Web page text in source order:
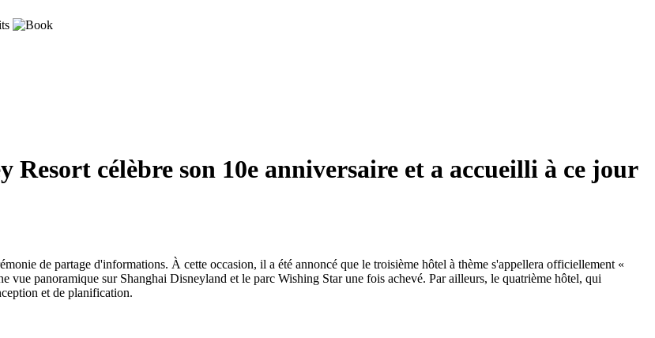
célèbre son 10e anniversaire et a accueilli à ce jour
de partage d'informations. À cette occasion, il a été annoncé que le troisième hôtel à thème s'appellera officiellement «
vue panoramique sur Shanghai Disneyland et le parc Wishing Star une fois achevé. Par ailleurs, le quatrième hôtel, qui
et de planification.